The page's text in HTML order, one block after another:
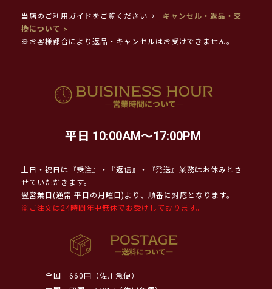
当店のご利用ガイドをご覧ください→
キャンセル・返品・交
換について >
※お客様都合により返品・キャンセルはお受けできません。
平日 10:00AM～17:00PM
土日・祝日は『受注』・『返信』・『発送』業務はお休みとさ
せていただきます。
翌営業日(通常 平日の月曜日)より、順番に対応となります。
※ご注文は24時間年中無休でお受けしております。
全国
660円（佐川急便）